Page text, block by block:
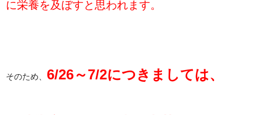
会社概要
に栄養を及ぼすと思われます。
そのため、 6/26～7/2につきましては、